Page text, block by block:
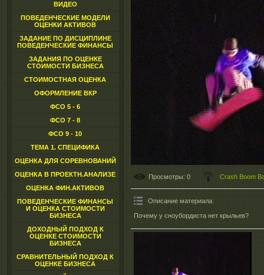
ВИДЕО
ПОВЕДЕНЧЕСКИЕ МОДЕЛИ
ОЦЕНКИ АКТИВОВ
ЗАДАНИЕ ПО ДИСЦИПЛИНЕ
ПОВЕДЕНЧЕСКИЕ ФИНАНСЫ
ЗАДАНИЯ ПО ОЦЕНКЕ
СТОИМОСТИ БИЗНЕСА
СТОИМОСТНАЯ ОЦЕНКА
ОФОРМЛЕНИЕ ВКР
ФСО 5 - 6
ФСО 7 - 8
ФСО 9 - 10
ТЕМА 1. СПЕЦИФИКА
ОЦЕНКА ДЛЯ СОРЕВНОВАНИЙ
ОЦЕНКА В ПРОЕКТН.АНАЛИЗЕ
ОЦЕНКА ФИН.АКТИВОВ
ПОВЕДЕНЧЕСКИЕ ФИНАНСЫ
И ОЦЕНКА СТОИМОСТИ
БИЗНЕСА
ДОХОДНЫЙ ПОДХОД К
ОЦЕНКЕ СТОИМОСТИ
БИЗНЕСА
СРАВНИТЕЛЬНЫЙ ПОДХОД К
ОЦЕНКЕ БИЗНЕСА
Просмотры: 0 Crash Boom
Описание материала:
Почему у сноубордиста нет крыльев?